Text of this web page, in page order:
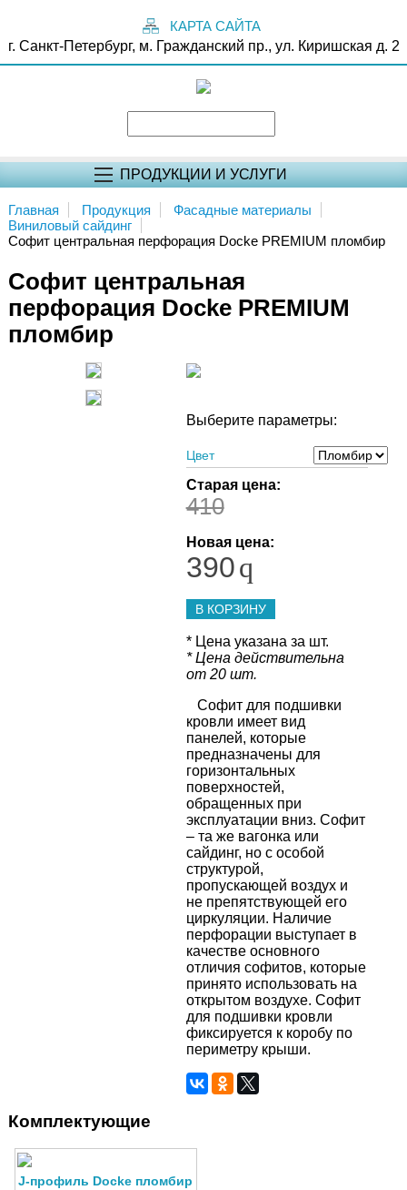
КАРТА САЙТА
г. Санкт-Петербург, м. Гражданский пр., ул. Киришская д. 2
ПРОДУКЦИИ И УСЛУГИ
Главная Продукция
Фасадные материалы
Виниловый сайдинг
Софит центральная перфорация Docke PREMIUM пломбир
Софит центральная
перфорация Docke PREMIUM
пломбир
Выберите параметры:
Цвет
Старая цена:
410
Новая цена:
390q
В КОРЗИНУ
* Цена указана за шт.
* Цена действительна
от 20 шт.
Софит для подшивки
кровли имеет вид
панелей, которые
предназначены для
горизонтальных
поверхностей,
обращенных при
эксплуатации вниз. Софит
– та же вагонка или
сайдинг, но с особой
структурой,
пропускающей воздух и
не препятствующей его
циркуляции. Наличие
перфорации выступает в
качестве основного
отличия софитов, которые
принято использовать на
открытом воздухе. Софит
для подшивки кровли
фиксируется к коробу по
периметру крыши.
Комплектующие
J-профиль Docke пломбир